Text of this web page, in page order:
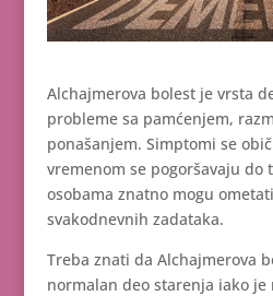
Alchajmerova bolest je vrsta
probleme sa pamćenjem,
ponašanjem. Simptomi se
vremenom se pogoršavaju do
osobama znatno mogu
svakodnevnih zadataka.
Treba znati da Alchajmerova
normalan deo starenja iako je